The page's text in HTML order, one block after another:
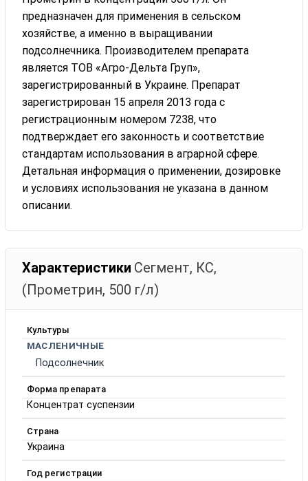
предназначен для применения в сельском
хозяйстве, а именно в выращивании
подсолнечника. Производителем препарата
является ТОВ «Агро-Дельта Груп»,
зарегистрированный в Украине. Препарат
зарегистрирован 15 апреля 2013 года с
регистрационным номером 7238, что
подтверждает его законность и соответствие
стандартам использования в аграрной сфере.
Детальная информация о применении, дозировке
и условиях использования не указана в данном
описании.
Характеристики Сегмент, КС,
(Прометрин, 500 г/л)
Культуры
МАСЛЕНИЧНЫЕ
Подсолнечник
Форма препарата
Концентрат суспензии
Страна
Украина
Год регистрации